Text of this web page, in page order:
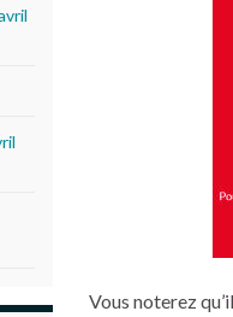
Vous noterez